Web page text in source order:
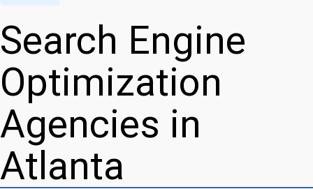
Search Engine
Optimization
Agencies in
Atlanta